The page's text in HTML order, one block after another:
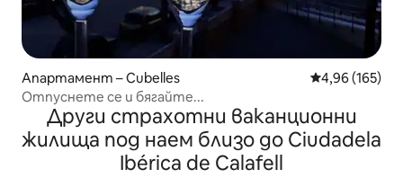
Апартамент – Cubelles Средна
4,96 (165)
Отпуснете се и бягайте...
Други страхотни ваканционни
жилища под наем близо до Ciudadela
Ibérica de Calafell